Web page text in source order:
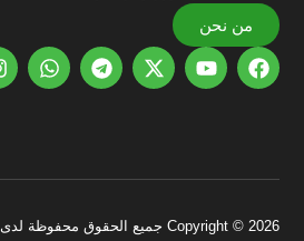
من نحن
Copyright © 2026 جميع الحقوق محفوظة لدى alnateq.com .